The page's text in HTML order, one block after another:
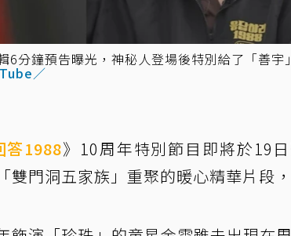
6分鐘預告曝光，神秘人登場後特別給了「善
／
答1988》10周年特別節目即將於19
雙門洞五家族」重聚的暖心精華片段